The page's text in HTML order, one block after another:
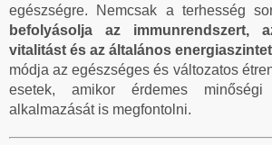
egészségre. Nemcsak a terhesség
befolyásolja az immunrendszert,
vitalitást és az általános
módja az egészséges és változatos
esetek, amikor érdemes minőségi
alkalmazását is megfontolni.